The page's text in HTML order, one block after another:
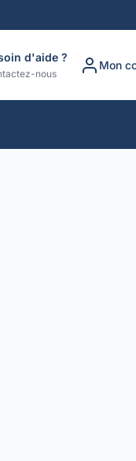
d'aide ?
nous
Mon